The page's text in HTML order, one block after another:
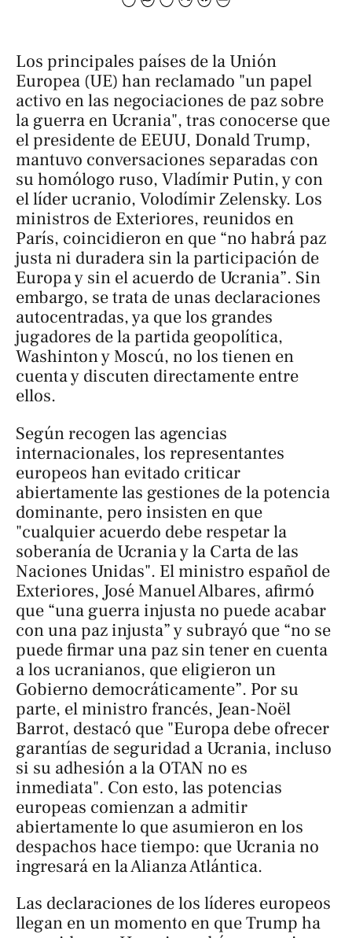
Los principales países de la Unión
Europea (UE) han reclamado "un papel
activo en las negociaciones de paz sobre
la guerra en Ucrania", tras conocerse que
el presidente de EEUU, Donald Trump,
mantuvo conversaciones separadas con
su homólogo ruso, Vladímir Putin, y con
el líder ucranio, Volodímir Zelensky. Los
ministros de Exteriores, reunidos en
París, coincidieron en que “no habrá paz
justa ni duradera sin la participación de
Europa y sin el acuerdo de Ucrania”. Sin
embargo, se trata de unas declaraciones
autocentradas, ya que los grandes
jugadores de la partida geopolítica,
Washinton y Moscú, no los tienen en
cuenta y discuten directamente entre
ellos.
Según recogen las agencias
internacionales, los representantes
europeos han evitado criticar
abiertamente las gestiones de la potencia
dominante, pero insisten en que
"cualquier acuerdo debe respetar la
soberanía de Ucrania y la Carta de las
Naciones Unidas". El ministro español de
Exteriores, José Manuel Albares, afirmó
que “una guerra injusta no puede acabar
con una paz injusta” y subrayó que “no se
puede firmar una paz sin tener en cuenta
a los ucranianos, que eligieron un
Gobierno democráticamente”. Por su
parte, el ministro francés, Jean-Noël
Barrot, destacó que "Europa debe ofrecer
garantías de seguridad a Ucrania, incluso
si su adhesión a la OTAN no es
inmediata". Con esto, las potencias
europeas comienzan a admitir
abiertamente lo que asumieron en los
despachos hace tiempo: que Ucrania no
ingresará en la Alianza Atlántica.
Las declaraciones de los líderes europeos
llegan en un momento en que Trump ha